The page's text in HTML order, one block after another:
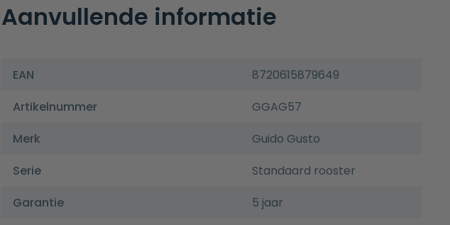
Aanvullende informatie
EAN
8720615879649
Artikelnummer
GGAG57
Merk
Guido Gusto
Serie
Standaard rooster
Garantie
5 jaar